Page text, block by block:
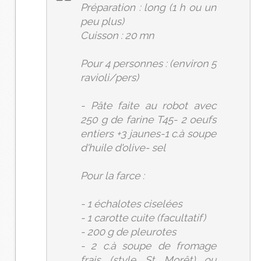
Préparation : long (1 h ou un
peu plus)
Cuisson : 20 mn
Pour 4 personnes : (environ 5
ravioli/pers)
- Pâte faite au robot avec
250 g de farine T45- 2 oeufs
entiers +3 jaunes-1 c.à soupe
d'huile d'olive- sel
Pour la farce :
- 1 échalotes ciselées
- 1 carotte cuite (facultatif)
- 200 g de pleurotes
- 2 c.à soupe de fromage